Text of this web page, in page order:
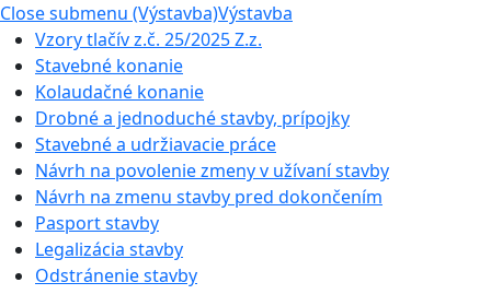
Close submenu (Výstavba)Výstavba
Vzory tlačív z.č. 25/2025 Z.z.
Stavebné konanie
Kolaudačné konanie
Drobné a jednoduché stavby, prípojky
Stavebné a udržiavacie práce
Návrh na povolenie zmeny v užívaní stavby
Návrh na zmenu stavby pred dokončením
Pasport stavby
Legalizácia stavby
Odstránenie stavby